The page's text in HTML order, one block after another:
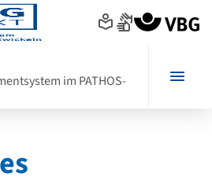
im PATHOS-
Menü